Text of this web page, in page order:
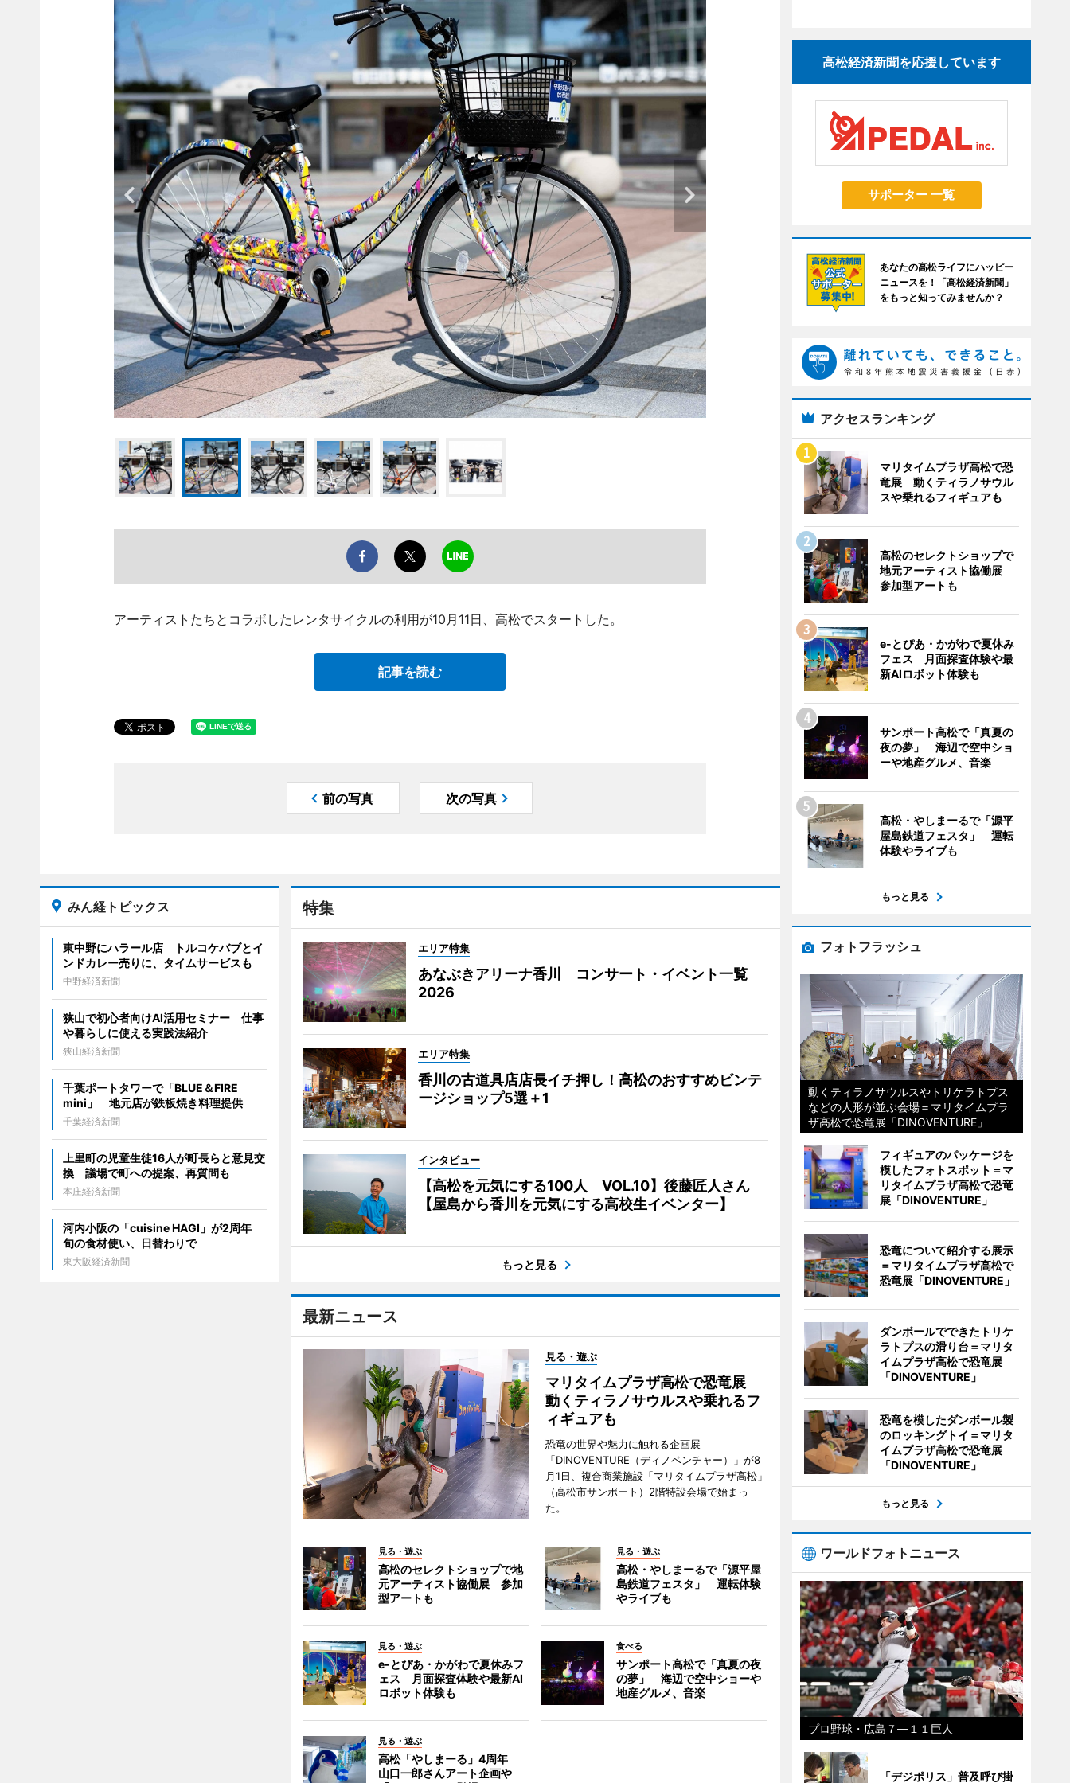
アーティストたちとコラボしたレンタサイクルの利用が10月11日、高松でスタートした。
記事を読む
前の写真 次の写真
特集
エリア特集
あなぶきアリーナ香川 コンサート・イベント一覧
2026
エリア特集
香川の古道具店店長イチ押し！高松のおすすめビンテ
ージショップ5選＋1
インタビュー
【高松を元気にする100人 VOL.10】後藤匠人さん
【屋島から香川を元気にする高校生イベンター】
もっと見る
最新ニュース
見る・遊ぶ
マリタイムプラザ高松で恐竜展
動くティラノサウルスや乗れるフ
ィギュアも
恐竜の世界や魅力に触れる企画展
「DINOVENTURE（ディノベンチャー）」が8
月1日、複合商業施設「マリタイムプラザ高松」
（高松市サンポート）2階特設会場で始まっ
た。
見る・遊ぶ
高松のセレクトショップで地
元アーティスト協働展 参加
型アートも
見る・遊ぶ
高松・やしまーるで「源平屋
島鉄道フェスタ」 運転体験
やライブも
見る・遊ぶ
e-とぴあ・かがわで夏休みフ
ェス 月面探査体験や最新AI
ロボット体験も
食べる
サンポート高松で「真夏の夜
の夢」 海辺で空中ショーや
地産グルメ、音楽
見る・遊ぶ
高松「やしまーる」4周年
山口一郎さんアート企画や
みん経トピックス
東中野にハラール店 トルコケバブとイ
ンドカレー売りに、タイムサービスも
中野経済新聞
狭山で初心者向けAI活用セミナー 仕事
や暮らしに使える実践法紹介
狭山経済新聞
千葉ポートタワーで「BLUE＆FIRE
mini」 地元店が鉄板焼き料理提供
千葉経済新聞
上里町の児童生徒16人が町長らと意見交
換 議場で町への提案、再質問も
本庄経済新聞
河内小阪の「cuisine HAGI」が2周年
旬の食材使い、日替わりで
東大阪経済新聞
高松経済新聞を応援しています
サポーター 一覧
あなたの高松ライフにハッピー
ニュースを！「高松経済新聞」
をもっと知ってみませんか？
アクセスランキング
マリタイムプラザ高松で恐
竜展 動くティラノサウル
スや乗れるフィギュアも
高松のセレクトショップで
地元アーティスト協働展
参加型アートも
e-とぴあ・かがわで夏休み
フェス 月面探査体験や最
新AIロボット体験も
サンポート高松で「真夏の
夜の夢」 海辺で空中ショ
ーや地産グルメ、音楽
高松・やしまーるで「源平
屋島鉄道フェスタ」 運転
体験やライブも
もっと見る
フォトフラッシュ
動くティラノサウルスやトリケラトプス
などの人形が並ぶ会場＝マリタイムプラ
ザ高松で恐竜展「DINOVENTURE」
フィギュアのパッケージを
模したフォトスポット＝マ
リタイムプラザ高松で恐竜
展「DINOVENTURE」
恐竜について紹介する展示
＝マリタイムプラザ高松で
恐竜展「DINOVENTURE」
ダンボールでできたトリケ
ラトプスの滑り台＝マリタ
イムプラザ高松で恐竜展
「DINOVENTURE」
恐竜を模したダンボール製
のロッキングトイ＝マリタ
イムプラザ高松で恐竜展
「DINOVENTURE」
もっと見る
ワールドフォトニュース
プロ野球・広島７―１１巨人
「デジポリス」普及呼び掛